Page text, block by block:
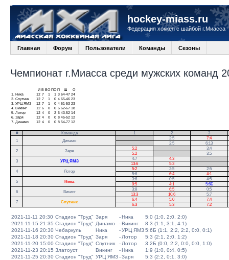
hockey-miass.ru
Федерация хоккея с шайбой г.Миасса
Главная Форум Пользователи Команды Сезоны
Чемпионат г.Миасса среди мужских команд
И В ВО ПО П
О
1.
Ника 12 7 1 1 3 64-47 24
2. Спутник 12 7 1 0 4 65-46 23
3. УРЦ ЯМЗ 12 7 1 0 4 61-53 23
4.
Викинг 12 6 0 0 6 62-67 18
5. Лотор 12 4 0 2 6 43-52 14
6. Заря 12 4 0 0 8 45-52 12
7.
Динамо 12 4 0 0 8 54-77 12
# Команда 1 2
3
1
Динамо
2:5
7:4
2:5
6:13
2
Заря
5:2
3:4
5:2
3:5
3
УРЦ ЯМЗ
4:7 4:3
13:6
5:3
4
Лотор
5:2 3:5 2:5
5:6
6:4 4:1
5
Ника
3:6 0:5
4:5
9:5
4:1
5:6Б
6
Викинг
3:8 6:5
0:5
13:3
10:6
5:7
7
Спутник
6:4 5:0
7:4
6:3
5:3 7:2
2021-11-11 20:30 Стадион "Труд" Заря -Ника
5:0 (1:0, 2:0, 2:0)
2021-11-15 21:35 Стадион "Труд" Динамо -Викинг
8:3 (1:1, 3:1, 4:1)
2021-11-16 20:30 Чебаркуль Ника -УРЦ ЯМЗ5:6Б (1:1, 2:2, 2:2, 0:0, 0:1)
2021-11-18 20:30 Стадион "Труд" Заря - Лотор
5:3 (2:1, 2:0, 1:2)
2021-11-20 15:00 Стадион "Труд" Спутник - Лотор
3:2Б (0:0, 2:2, 0:0, 0:0, 1:0)
2021-11-23 20:15 Златоуст Викинг -Ника
1:9 (1:0, 0:4, 0:5)
2021-11-25 20:30 Стадион "Труд" УРЦ ЯМЗ-Заря
5:3 (2:2, 0:1, 3:0)